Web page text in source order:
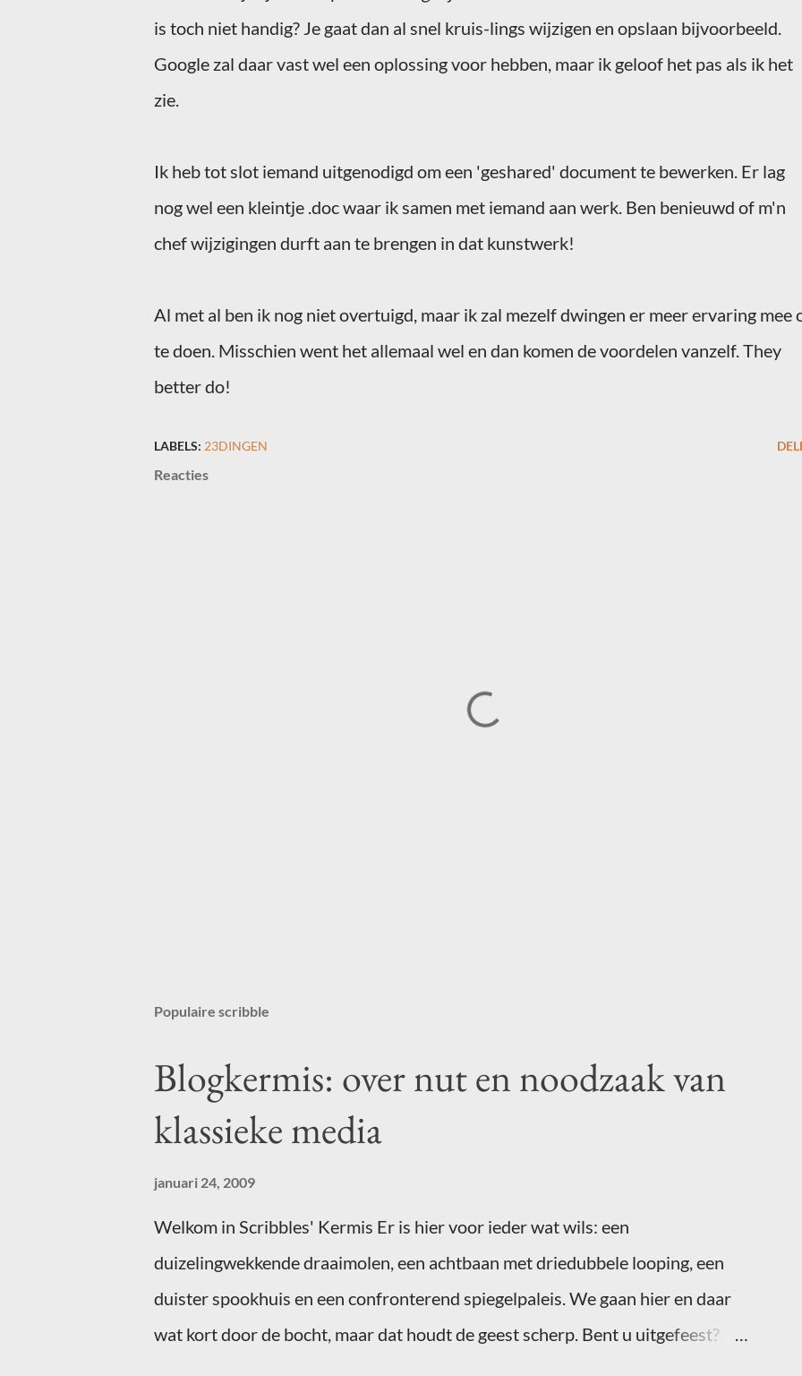
is toch niet handig? Je gaatdan al snel kruis-lings wijzigen en opslaan bijvoorbeeld.
Google zal daar vast wel een oplossing voor hebben, maar ik geloof het pas als ik het
zie.
Ik heb tot slot iemand uitgenodigd om een 'geshared' document te bewerken. Er lag
nog wel een kleintje .docwaar ik samen met iemand aan werk. Ben benieuwd of m'n
chef wijzigingen durft aan te brengen in dat kunstwerk!
Al met al ben ik nog niet overtuigd, maar ik zal mezelf dwingen er meer ervaring mee
te doen. Misschien went het allemaal wel en dan komen de voordelen vanzelf.They
betterdo!
LABELS: 23DINGEN
Reacties
Populaire scribble
Blogkermis: over nut en noodzaak van
klassieke media
januari 24, 2009
Welkom in Scribbles' Kermis Er is hier voor ieder wat wils: een
duizelingwekkende draaimolen, een achtbaan met driedubbele looping, een
duister spookhuis en een confronterend spiegelpaleis. We gaan hier en daar
wat kort door de bocht, maar dat houdt de geest scherp. Bent u uitgefeest?